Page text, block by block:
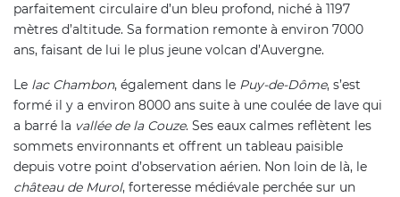
parfaitement circulaire d’un bleu profond, niché à 1197
mètres d’altitude. Sa formation remonte à environ 7000
ans, faisant de lui le plus jeune volcan d’Auvergne.
Le lac Chambon, également dans le Puy-de-Dôme, s’est
formé il y a environ 8000 ans suite à une coulée de lave qui
a barré la vallée de la Couze. Ses eaux calmes reflètent les
sommets environnants et offrent un tableau paisible
depuis votre point d’observation aérien. Non loin de là, le
château de Murol, forteresse médiévale perchée sur un